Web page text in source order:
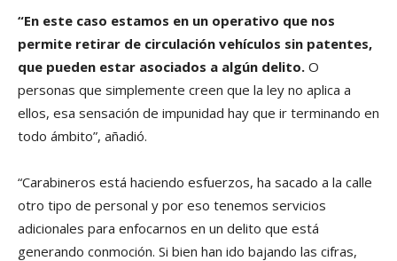
“En este caso estamos en un operativo que nos
permite retirar de circulación vehículos sin patentes,
que pueden estar asociados a algún delito. O
personas que simplemente creen que la ley no aplica a
ellos, esa sensación de impunidad hay que ir terminando en
todo ámbito”, añadió.
“Carabineros está haciendo esfuerzos, ha sacado a la calle
otro tipo de personal y por eso tenemos servicios
adicionales para enfocarnos en un delito que está
generando conmoción. Si bien han ido bajando las cifras,